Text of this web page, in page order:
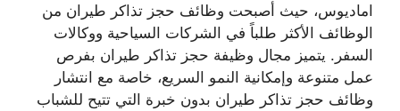
اماديوس، حيث أصبحت وظائف حجز تذاكر طيران من
الوظائف الأكثر طلباً في الشركات السياحية ووكالات
السفر. يتميز مجال وظيفة حجز تذاكر طيران بفرص
عمل متنوعة وإمكانية النمو السريع، خاصة مع انتشار
وظائف حجز تذاكر طيران بدون خبرة التي تتيح للشباب